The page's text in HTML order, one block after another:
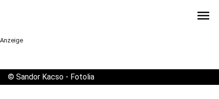
menu
Anzeige
© Sandor Kacso - Fotolia